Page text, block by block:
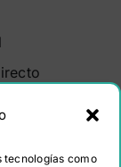
tecnologías como